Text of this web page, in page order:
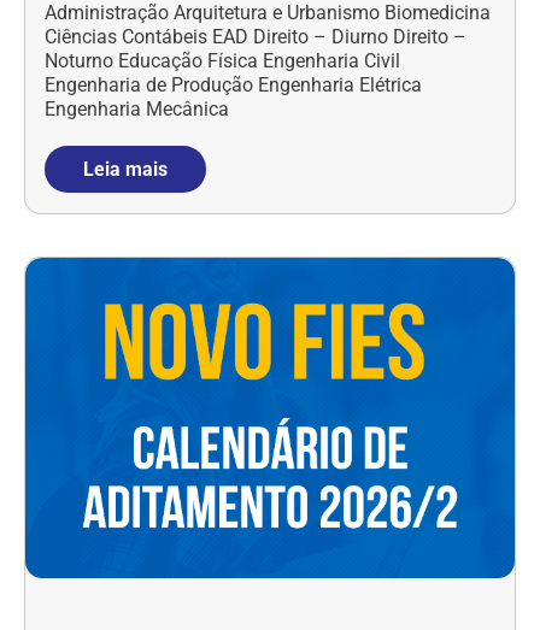
Administração Arquitetura e Urbanismo Biomedicina
Ciências Contábeis EAD Direito – Diurno Direito –
Noturno Educação Física Engenharia Civil
Engenharia de Produção Engenharia Elétrica
Engenharia Mecânica
Leia mais